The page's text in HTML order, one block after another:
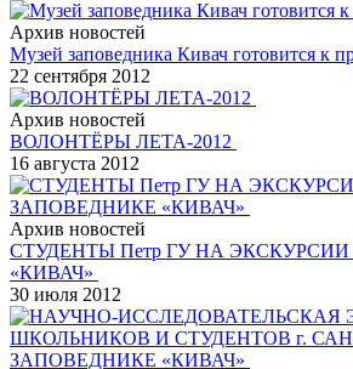
Архив новостей
Музей заповедника Кивач готовится к
22 сентября 2012
Архив новостей
ВОЛОНТЁРЫ ЛЕТА-2012
16 августа 2012
Архив новостей
СТУДЕНТЫ Петр ГУ НА
«КИВАЧ»
30 июля 2012